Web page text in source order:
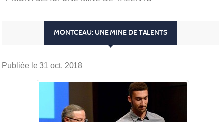
MONTCEAU: UNE MINE DE TALENTS
Publiée le 31 oct. 2018